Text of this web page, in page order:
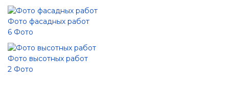
Фото фасадных работ
6 Фото
Фото высотных работ
2 Фото